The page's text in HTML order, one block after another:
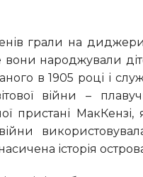
вони народжували
в 1905 році і
війни –
пристані МакКензі,
історія